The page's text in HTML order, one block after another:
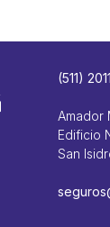
(511)
Amador
Edificio
San